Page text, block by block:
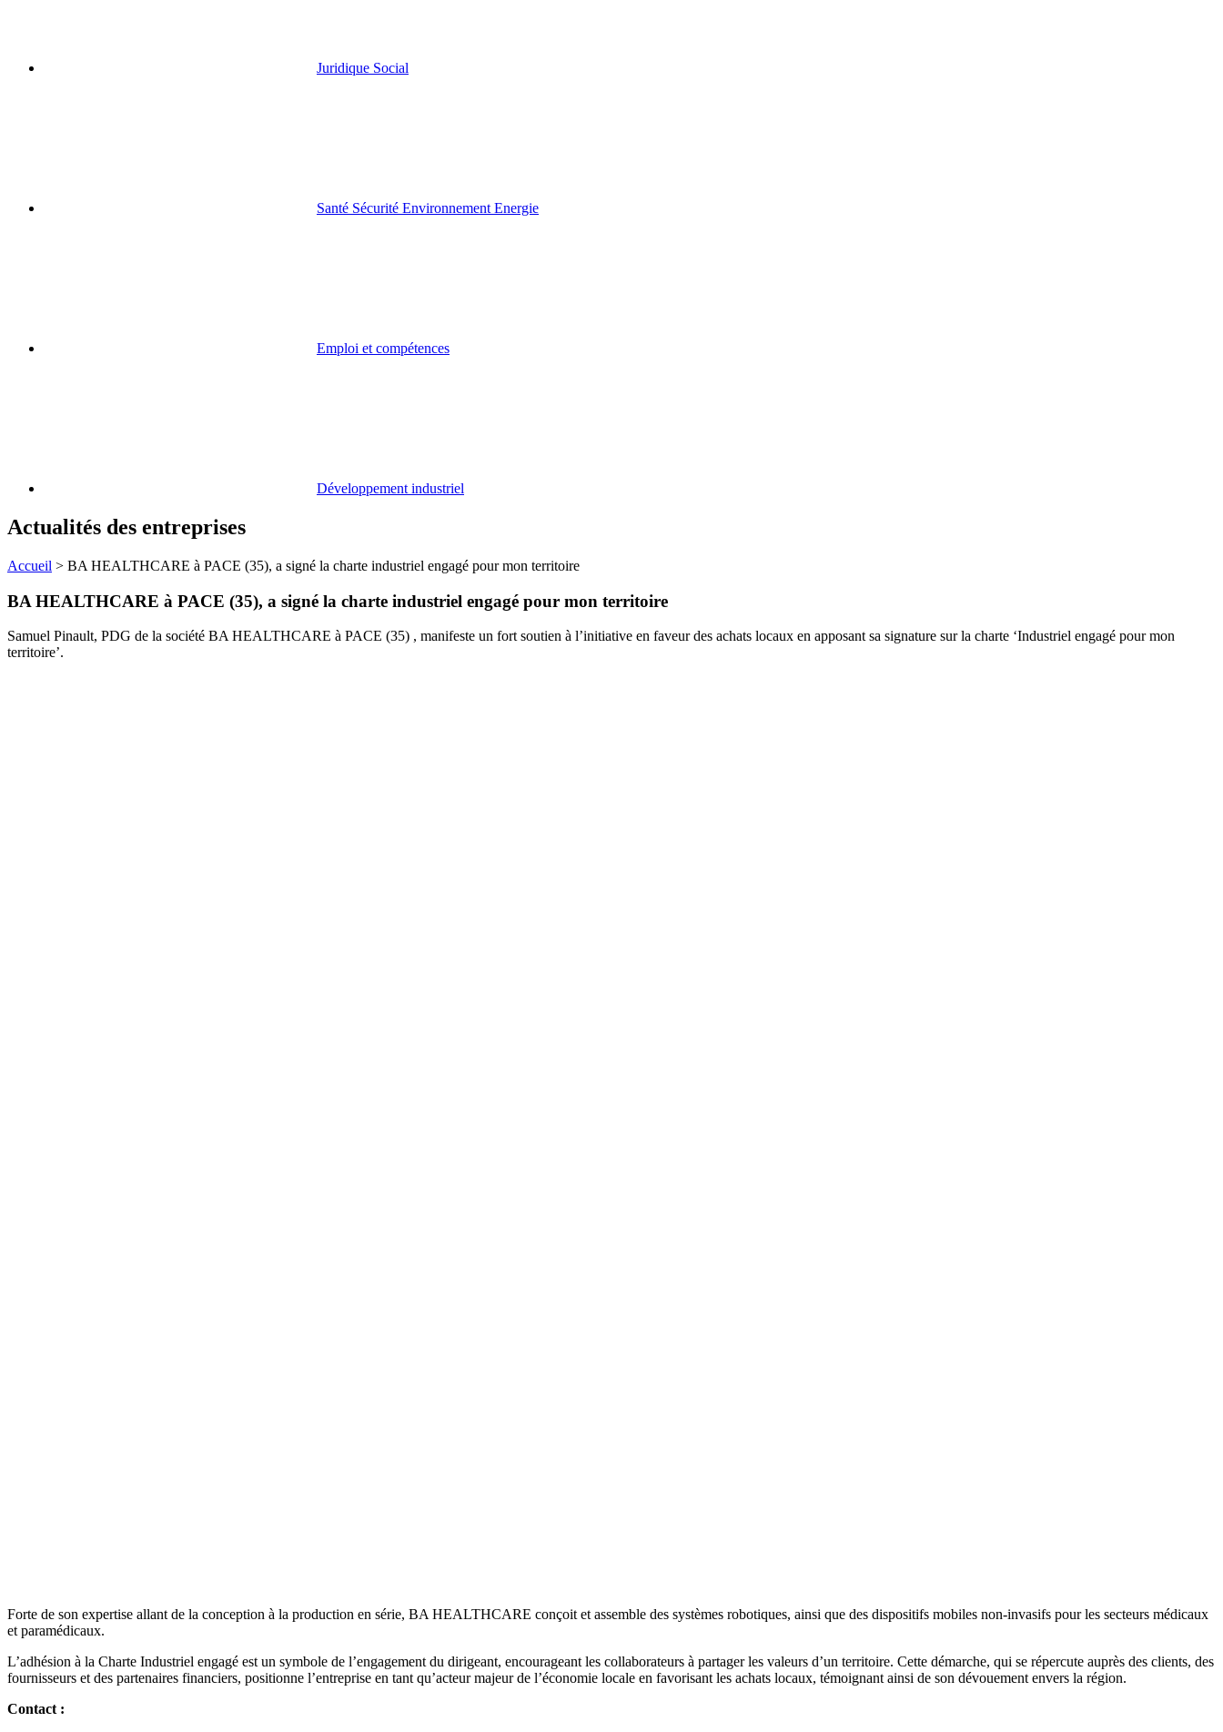
Juridique Social
Santé Sécurité Environnement Energie
Emploi et compétences
Développement industriel
Actualités des entreprises
Accueil > BA HEALTHCARE à PACE (35), a signé la charte industriel engagé pour mon territoire
BA HEALTHCARE à PACE (35), a signé la charte industriel engagé pour mon territoire
Samuel Pinault, PDG de la société BA HEALTHCARE à PACE (35) , manifeste un fort soutien à l’initiative en faveur des achats locaux en apposant sa signature sur la charte ‘Industriel engagé pour mon
territoire’.
Forte de son expertise allant de la conception à la production en série, BA HEALTHCARE conçoit et assemble des systèmes robotiques, ainsi que des dispositifs mobiles non-invasifs pour les secteurs médicaux
et paramédicaux.
L’adhésion à la Charte Industriel engagé est un symbole de l’engagement du dirigeant, encourageant les collaborateurs à partager les valeurs d’un territoire. Cette démarche, qui se répercute auprès des clients, des
fournisseurs et des partenaires financiers, positionne l’entreprise en tant qu’acteur majeur de l’économie locale en favorisant les achats locaux, témoignant ainsi de son dévouement envers la région.
Contact :